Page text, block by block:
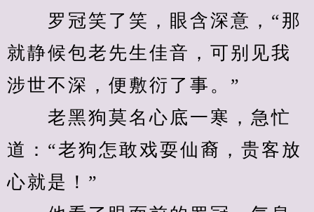
罗冠笑了笑，眼含深意，“那
就静候包老先生佳音，可别见我
涉世不深，便敷衍了事。”
老黑狗莫名心底一寒，急忙
道：“老狗怎敢戏耍仙裔，贵客放
心就是！”